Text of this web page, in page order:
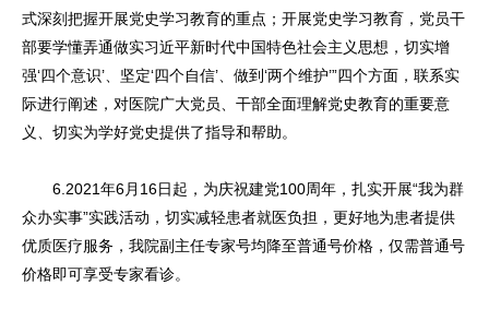
式深刻把握开展党史学习教育的重点；开展党史学习教育，党员干
部要学懂弄通做实习近平新时代中国特色社会主义思想，切实增
强‘四个意识’、坚定‘四个自信’、做到‘两个维护’”四个方面，联系实
际进行阐述，对医院广大党员、干部全面理解党史教育的重要意
义、切实为学好党史提供了指导和帮助。
6.2021年6月16日起，为庆祝建党100周年，扎实开展“我为群
众办实事”实践活动，切实减轻患者就医负担，更好地为患者提供
优质医疗服务，我院副主任专家号均降至普通号价格，仅需普通号
价格即可享受专家看诊。